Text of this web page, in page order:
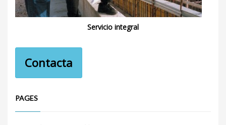
Servicio integral
Contacta
PAGES